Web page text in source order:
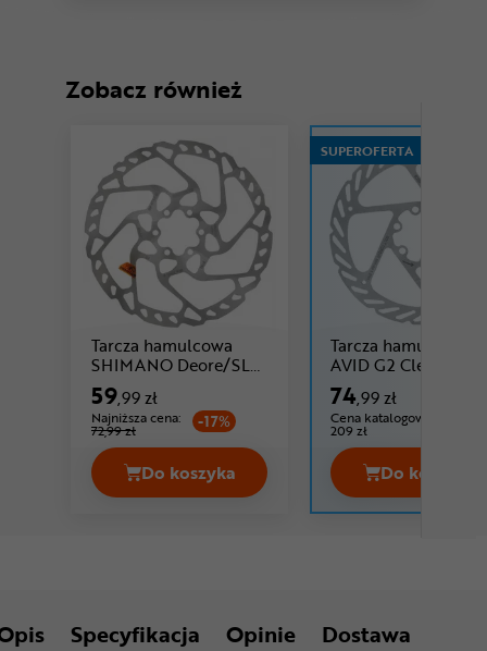
Zobacz również
Tarcza hamulcowa
SHIMANO Deore/SLX
SM-RT66
59,99 zł
Najniższa cena:
72,99 zł -17%
Do koszyka
Tarcza hamulcowa SHIMANO
SUPEROFERTA
Tarcza hamulcowa
AVID G2
74,99 zł
Cena katalogowa:
209 zł
Do koszyka
Tarcza
Specyfikacja Opinie Dostawa